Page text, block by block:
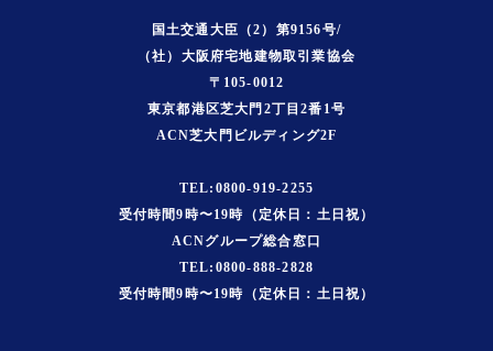
国土交通大臣（2）第9156号/
（社）大阪府宅地建物取引業協会
〒105-0012
東京都港区芝大門2丁目2番1号
ACN芝大門ビルディング2F
TEL:0800-919-2255
受付時間9時〜19時（定休日：土日祝）
ACNグループ総合窓口
TEL:0800-888-2828
受付時間9時〜19時（定休日：土日祝）